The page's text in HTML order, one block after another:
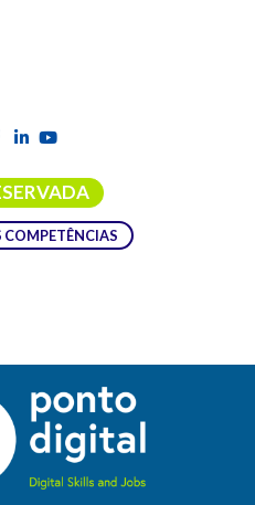
COMPETÊNCIAS
+
À
ou Modelagem da